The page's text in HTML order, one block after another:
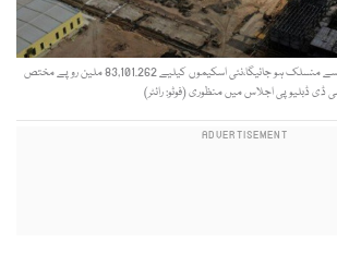
ساحلی شہر پہلی بار نیشنل گرڈ سے منسلک ہو جائیگا،نئی اسکیموں کیلیے 83,101.262 ملین روپے مختص
ڈی ڈبلیو پی اجلاس میں منظوری (فوٹو: رائٹر)